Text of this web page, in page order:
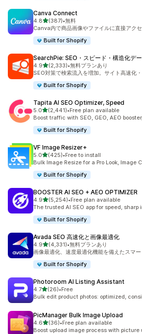
Canva Connect
4.85つ星中
(387)
合計レビュー数：387件
•無料
Canva内で商品画像やファイルに直接アク
Built for Shopify
SearchPie: SEO・スピード・構造化デ
4.95つ星中
(2,333)
合計レビュー数：2333件
•無料プランあり
SEO対策で検索流入を増加。サイト高速化
Built for Shopify
Tapita AI SEO Optimizer, Speed
5.05つ星中
(2,441)
合計レビュー数：2441件
•Free plan available
Boost traffic with SEO, GEO, AEO
Built for Shopify
VF Image Resizer+
5.05つ星中
(425)
合計レビュー数：425件
•Free to install
Bulk Image Resize for a Pro Look, Image
Built for Shopify
BOOSTER AI SEO + AEO OPTIMIZER
4.95つ星中
(5,254)
合計レビュー数：5254件
•Free plan available
The trusted AI SEO app for speed,
Built for Shopify
Avada SEO 高速化と画像最適化
4.95つ星中
(4,331)
合計レビュー数：4331件
•無料プランあり
画像最適化、速度最適化機能を備えたスマ
Built for Shopify
Photoroom AI Listing Assistant
4.75つ星中
(26)
合計レビュー数：26件
•Free
Bulk edit product photos: optimized,
PicManager Bulk Image Upload
4.65つ星中
(36)
合計レビュー数：36件
•Free plan available
Boost upload image process with picture